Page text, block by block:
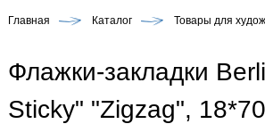
Главная Каталог Товары для
Флажки-закладки
Sticky" "Zigzag",